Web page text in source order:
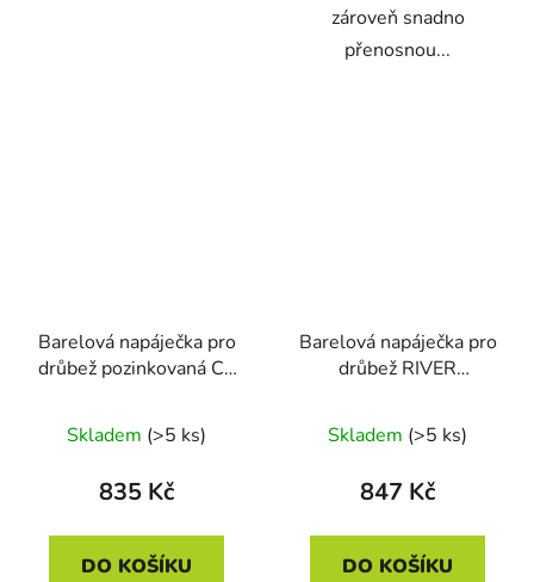
zároveň snadno
přenosnou...
Barelová napáječka pro
drůbež pozinkovaná CF
Skladem (>5 ks)
835 Kč
DO KOŠÍKU
Barelová napáječka pro
drůbež RIVER
l, zinkovaná
Skladem (>5 ks)
847 Kč
DO KOŠÍKU